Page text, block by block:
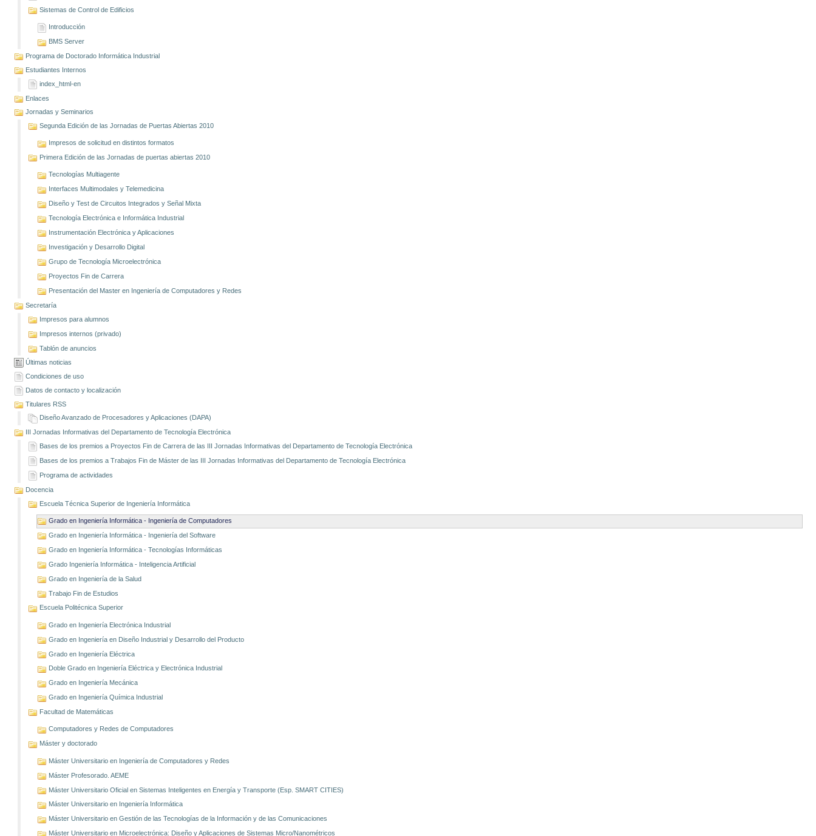
Sistemas de Control de Edificios
Introducción
BMS Server
Programa de Doctorado Informática Industrial
Estudiantes Internos
index_html-en
Enlaces
Jornadas y Seminarios
Segunda Edición de las Jornadas de Puertas Abiertas 2010
Impresos de solicitud en distintos formatos
Primera Edición de las Jornadas de puertas abiertas 2010
Tecnologías Multiagente
Interfaces Multimodales y Telemedicina
Diseño y Test de Circuitos Integrados y Señal Mixta
Tecnología Electrónica e Informática Industrial
Instrumentación Electrónica y Aplicaciones
Investigación y Desarrollo Digital
Grupo de Tecnología Microelectrónica
Proyectos Fin de Carrera
Presentación del Master en Ingeniería de Computadores y Redes
Secretaría
Impresos para alumnos
Impresos internos (privado)
Tablón de anuncios
Últimas noticias
Condiciones de uso
Datos de contacto y localización
Titulares RSS
Diseño Avanzado de Procesadores y Aplicaciones (DAPA)
III Jornadas Informativas del Departamento de Tecnología Electrónica
Bases de los premios a Proyectos Fin de Carrera de las III Jornadas Informativas del Departamento de Tecnología Electrónica
Bases de los premios a Trabajos Fin de Máster de las III Jornadas Informativas del Departamento de Tecnología Electrónica
Programa de actividades
Docencia
Escuela Técnica Superior de Ingeniería Informática
Grado en Ingeniería Informática - Ingeniería de Computadores
Grado en Ingeniería Informática - Ingeniería del Software
Grado en Ingeniería Informática - Tecnologías Informáticas
Grado Ingeniería Informática - Inteligencia Artificial
Grado en Ingeniería de la Salud
Trabajo Fin de Estudios
Escuela Politécnica Superior
Grado en Ingeniería Electrónica Industrial
Grado en Ingeniería en Diseño Industrial y Desarrollo del Producto
Grado en Ingeniería Eléctrica
Doble Grado en Ingeniería Eléctrica y Electrónica Industrial
Grado en Ingeniería Mecánica
Grado en Ingeniería Química Industrial
Facultad de Matemáticas
Computadores y Redes de Computadores
Máster y doctorado
Máster Universitario en Ingeniería de Computadores y Redes
Máster Profesorado. AEME
Máster Universitario Oficial en Sistemas Inteligentes en Energía y Transporte (Esp. SMART CITIES)
Máster Universitario en Ingeniería Informática
Máster Universitario en Gestión de las Tecnologías de la Información y de las Comunicaciones
Máster Universitario en Microelectrónica: Diseño y Aplicaciones de Sistemas Micro/Nanométricos